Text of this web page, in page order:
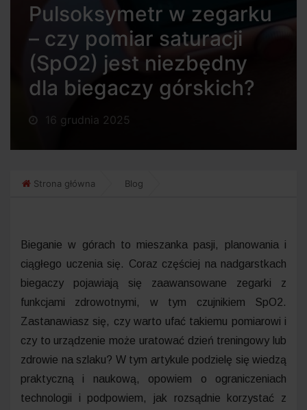
Pulsoksymetr w zegarku
– czy pomiar saturacji
(SpO2) jest niezbędny
dla biegaczy górskich?
16 grudnia 2025
Strona główna Blog
Bieganie w górach to mieszanka pasji, planowania i
ciągłego uczenia się. Coraz częściej na nadgarstkach
biegaczy pojawiają się zaawansowane zegarki z
funkcjami zdrowotnymi, w tym czujnikiem SpO2.
Zastanawiasz się, czy warto ufać takiemu pomiarowi i
czy to urządzenie może uratować dzień treningowy lub
zdrowie na szlaku? W tym artykule podzielę się wiedzą
praktyczną i naukową, opowiem o ograniczeniach
technologii i podpowiem, jak rozsądnie korzystać z